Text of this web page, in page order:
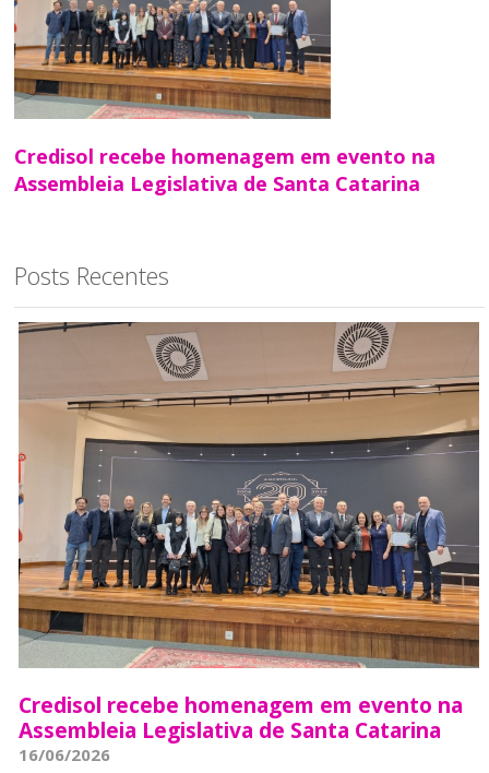
Credisol recebe homenagem em evento na
Assembleia Legislativa de Santa Catarina
Posts Recentes
Credisol recebe homenagem em evento na
Assembleia Legislativa de Santa Catarina
16/06/2026